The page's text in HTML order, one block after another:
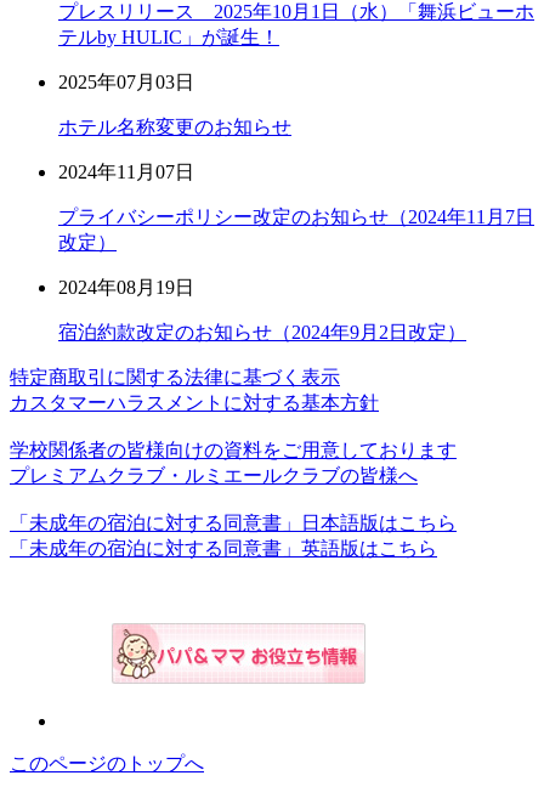
プレスリリース 2025年10月1日（水）「舞浜ビューホ
テルby HULIC」が誕生！
2025年07月03日
ホテル名称変更のお知らせ
2024年11月07日
プライバシーポリシー改定のお知らせ（2024年11月7日
改定）
2024年08月19日
宿泊約款改定のお知らせ（2024年9月2日改定）
特定商取引に関する法律に基づく表示
カスタマーハラスメントに対する基本方針
学校関係者の皆様向けの資料をご用意しております
プレミアムクラブ・ルミエールクラブの皆様へ
「未成年の宿泊に対する同意書」日本語版はこちら
「未成年の宿泊に対する同意書」英語版はこちら
このページのトップへ